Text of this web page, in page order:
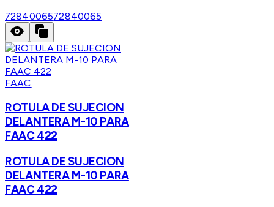
7284006572840065
FAAC
ROTULA DE SUJECION
DELANTERA M-10 PARA
FAAC 422
ROTULA DE SUJECION
DELANTERA M-10 PARA
FAAC 422